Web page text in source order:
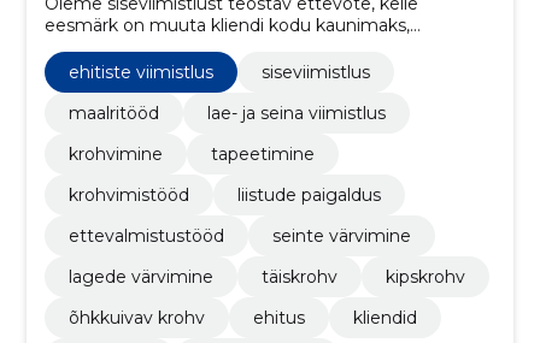
eesmärk on muuta kliendi kodu kaunimaks,
funktsionaalsemaks ja hubasemaks
ehitiste viimistlus
siseviimistlus
maalritööd
lae- ja seina viimistlus
krohvimine
tapeetimine
krohvimistööd
liistude paigaldus
ettevalmistustööd
seinte värvimine
lagede värvimine
täiskrohv
kipskrohv
õhkkuivav krohv
ehitus
kliendid